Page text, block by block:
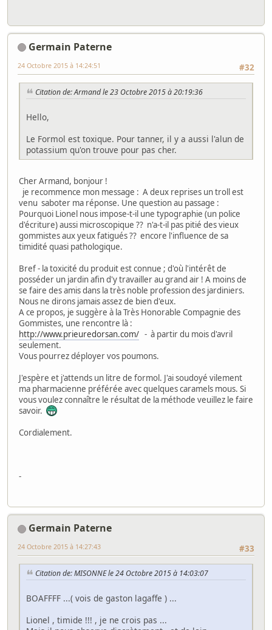
Germain Paterne
#32
24 Octobre 2015 à 14:24:51
Citation de: Armand le 23 Octobre 2015 à 20:19:36
Hello,
Le Formol est toxique. Pour tanner, il y a aussi l'alun de
potassium qu'on trouve pour pas cher.
Cher Armand, bonjour !
je recommence mon message : A deux reprises un troll est
venu saboter ma réponse. Une question au passage :
Pourquoi Lionel nous impose-t-il une typographie (un police
d'écriture) aussi microscopique ?? n'a-t-il pas pitié des vieux
gommistes aux yeux fatigués ?? encore l'influence de sa
timidité quasi pathologique.
Bref - la toxicité du produit est connue ; d'où l'intérêt de
posséder un jardin afin d'y travailler au grand air ! A moins de
se faire des amis dans la très noble profession des jardiniers.
Nous ne dirons jamais assez de bien d'eux.
A ce propos, je suggère à la Très Honorable Compagnie des
Gommistes, une rencontre là :
http://www.prieuredorsan.com/ - à partir du mois d'avril
seulement.
Vous pourrez déployer vos poumons.
J'espère et j'attends un litre de formol. J'ai soudoyé vilement
ma pharmacienne préférée avec quelques caramels mous. Si
vous voulez connaître le résultat de la méthode veuillez le faire
savoir.
Cordialement.
-
Germain Paterne
#33
24 Octobre 2015 à 14:27:43
Citation de: MISONNE le 24 Octobre 2015 à 14:03:07
BOAFFFF ...( vois de gaston lagaffe ) ...
Lionel , timide !!! , je ne crois pas ...